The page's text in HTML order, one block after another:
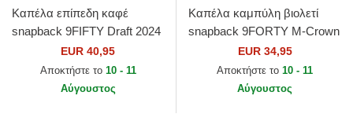
Καπέλα επίπεδη καφέ
snapback 9FIFTY Draft 2024
από Los Angeles Lakers
NBA από New Era
EUR 40,95
Αποκτήστε το 10 - 11
Αύγουστος
Καπέλα καμπύλη βιολετί
snapback 9FORTY M-Crown
Draft 2025 από Los Angeles
Lakers NBA από New Era
EUR 34,95
Αποκτήστε το 10 - 11
Αύγουστος